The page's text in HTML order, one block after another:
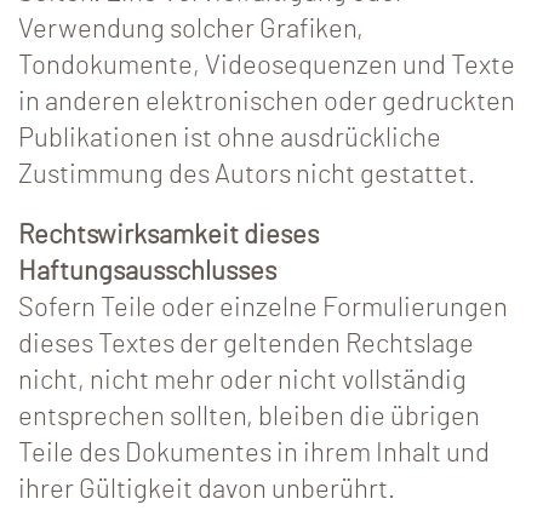
Verwendung solcher Grafiken,
Tondokumente, Videosequenzen und Texte
in anderen elektronischen oder gedruckten
Publikationen ist ohne ausdrückliche
Zustimmung des Autors nicht gestattet.
Rechtswirksamkeit dieses
Haftungsausschlusses
Sofern Teile oder einzelne Formulierungen
dieses Textes der geltenden Rechtslage
nicht, nicht mehr oder nicht vollständig
entsprechen sollten, bleiben die übrigen
Teile des Dokumentes in ihrem Inhalt und
ihrer Gültigkeit davon unberührt.